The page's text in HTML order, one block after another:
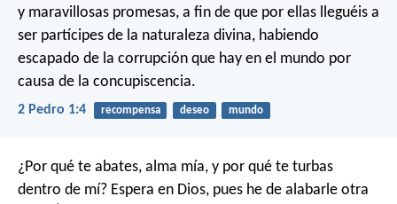
y maravillosas promesas, a fin de que por ellas lleguéis a
ser partícipes de la naturaleza divina, habiendo
escapado de la corrupción que hay en el mundo por
causa de la concupiscencia.
2 Pedro 1:4 recompensa deseo mundo
¿Por qué te abates, alma mía, y por qué te turbas
dentro de mí? Espera en Dios, pues he de alabarle otra